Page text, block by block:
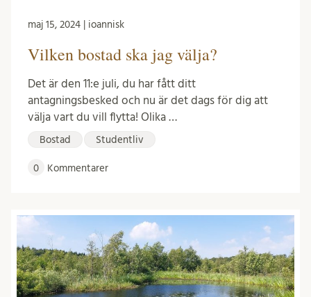
maj 15, 2024 | ioannisk
Vilken bostad ska jag välja?
Det är den 11:e juli, du har fått ditt
antagningsbesked och nu är det dags för dig att
välja vart du vill flytta! Olika …
Bostad Studentliv
0 Kommentarer